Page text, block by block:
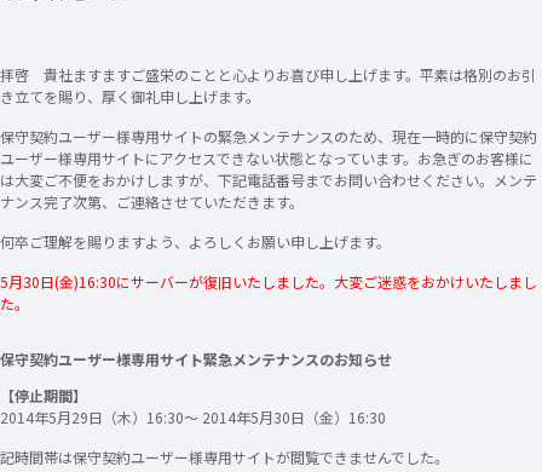
拝啓 貴社ますますご盛栄のことと心よりお喜び申し上げます。平素は格別のお引
き立てを賜り、厚く御礼申し上げます。
保守契約ユーザー様専用サイトの緊急メンテナンスのため、現在一時的に保守契約
ユーザー様専用サイトにアクセスできない状態となっています。お急ぎのお客様に
は大変ご不便をおかけしますが、下記電話番号までお問い合わせください。メンテ
ナンス完了次第、ご連絡させていただきます。
何卒ご理解を賜りますよう、よろしくお願い申し上げます。
5月30日(金)16:30にサーバーが復旧いたしました。大変ご迷惑をおかけいたしまし
た。
保守契約ユーザー様専用サイト緊急メンテナンスのお知らせ
【停止期間】
2014年5月29日（木）16:30～ 2014年5月30日（金）16:30
記時間帯は保守契約ユーザー様専用サイトが閲覧できませんでした。